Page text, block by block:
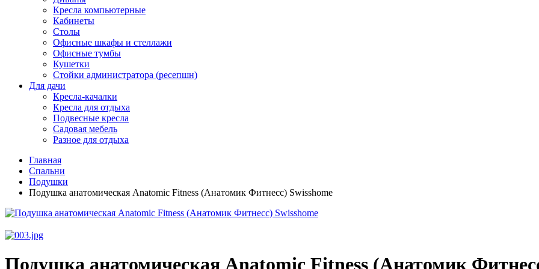
Кресла компьютерные
Кабинеты
Столы
Офисные шкафы и стеллажи
Офисные тумбы
Кушетки
Стойки администратора (ресепшн)
Для дачи
Кресла-качалки
Кресла для отдыха
Подвесные кресла
Садовая мебель
Разное для отдыха
Главная
Спальни
Подушки
Подушка анатомическая Anatomic Fitness (Анатомик Фитнесс) Swisshome
Подушка анатомическая Anatomic Fitness (Анатомик